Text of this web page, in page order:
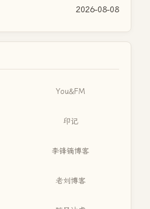
2026-08-08
You&FM
印记
李锋镝博客
老刘博客